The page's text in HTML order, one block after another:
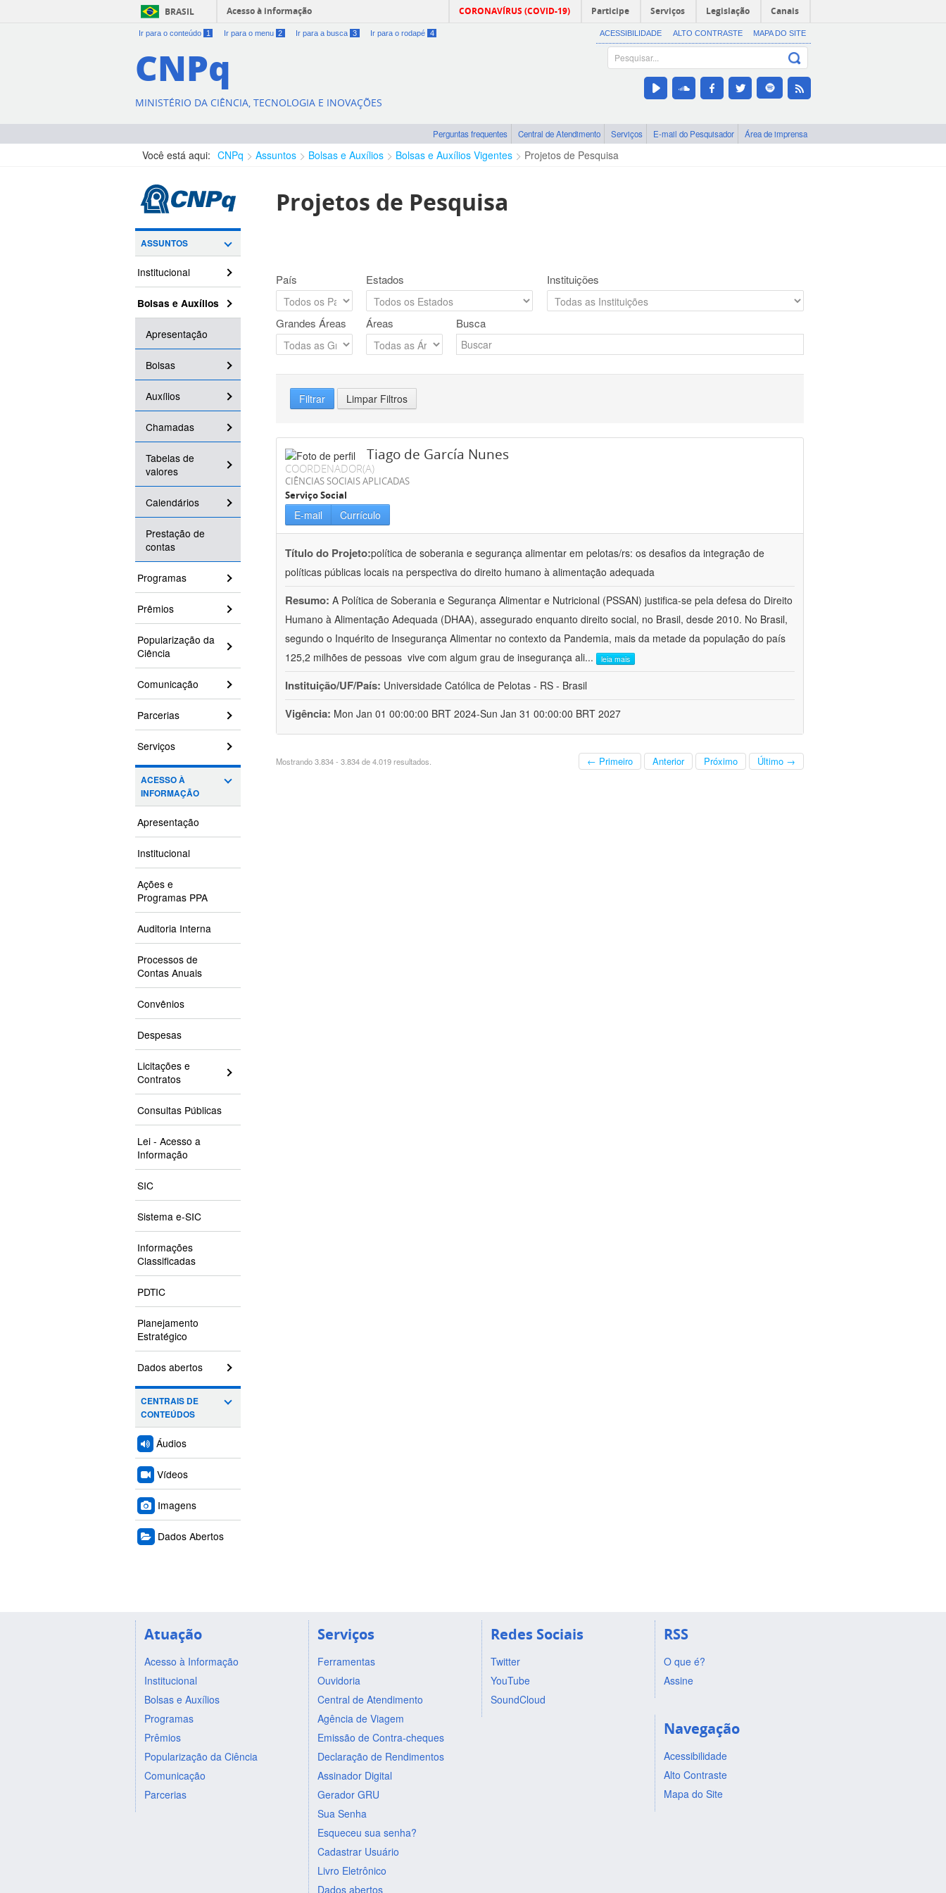
BRASIL Acesso à informação CORONAVÍRUS (COVID-19) Participe Serviços Legislação Canais
Ir para o conteúdo 1 Ir para o menu 2 Ir para a busca 3 Ir para o rodapé 4 ACESSIBILIDADE ALTO CONTRASTE MAPA DO SITE
CNPq
MINISTÉRIO DA CIÊNCIA, TECNOLOGIA E INOVAÇÕES
Perguntas frequentes Central de Atendimento Serviços E-mail do Pesquisador Área de imprensa
Você está aqui: CNPq Assuntos Bolsas e Auxílios Bolsas e Auxílios Vigentes Projetos de Pesquisa
ASSUNTOS
Institucional
Bolsas e Auxílios
Apresentação
Bolsas
Auxílios
Chamadas
Tabelas de
valores
Calendários
Prestação de
contas
Programas
Prêmios
Popularização da
Ciência
Comunicação
Parcerias
Serviços
ACESSO À
INFORMAÇÃO
Apresentação
Institucional
Ações e
Programas PPA
Auditoria Interna
Processos de
Contas Anuais
Convênios
Despesas
Licitações e
Contratos
Consultas Públicas
Lei - Acesso a
Informação
SIC
Sistema e-SIC
Informações
Classificadas
PDTIC
Planejamento
Estratégico
Dados abertos
CENTRAIS DE
CONTEÚDOS
Áudios
Vídeos
Imagens
Dados Abertos
Projetos de Pesquisa
País Estados Instituições
Grandes Áreas Áreas Busca
Filtrar Limpar Filtros
Tiago de García Nunes
COORDENADOR(A)
CIÊNCIAS SOCIAIS APLICADAS
Serviço Social
E-mail Currículo
Título do Projeto:política de soberania e segurança alimentar em pelotas/rs: os desafios da integração de
políticas públicas locais na perspectiva do direito humano à alimentação adequada
Resumo: A Política de Soberania e Segurança Alimentar e Nutricional (PSSAN) justifica-se pela defesa do Direito
Humano à Alimentação Adequada (DHAA), assegurado enquanto direito social, no Brasil, desde 2010. No Brasil,
segundo o Inquérito de Insegurança Alimentar no contexto da Pandemia, mais da metade da população do país 
125,2 milhões de pessoas  vive com algum grau de insegurança ali... leia mais
Instituição/UF/País: Universidade Católica de Pelotas - RS - Brasil
Vigência: Mon Jan 01 00:00:00 BRT 2024-Sun Jan 31 00:00:00 BRT 2027
Mostrando 3.834 - 3.834 de 4.019 resultados. ← Primeiro Anterior Próximo Último →
Atuação
Acesso à Informação
Institucional
Bolsas e Auxílios
Programas
Prêmios
Popularização da Ciência
Comunicação
Parcerias
Serviços
Ferramentas
Ouvidoria
Central de Atendimento
Agência de Viagem
Emissão de Contra-cheques
Declaração de Rendimentos
Assinador Digital
Gerador GRU
Sua Senha
Esqueceu sua senha?
Cadastrar Usuário
Livro Eletrônico
Dados abertos
Redes Sociais
Twitter
YouTube
SoundCloud
RSS
O que é?
Assine
Navegação
Acessibilidade
Alto Contraste
Mapa do Site